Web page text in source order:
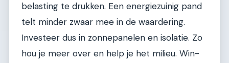
belasting te drukken. Een energiezuinig pand
telt minder zwaar mee in de waardering.
Investeer dus in zonnepanelen en isolatie. Zo
hou je meer over en help je het milieu. Win-